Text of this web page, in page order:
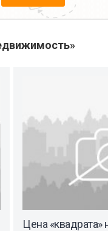
Цена «квадрата»